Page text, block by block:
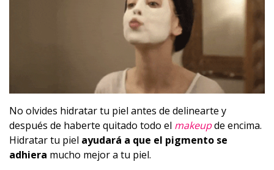
No olvides hidratar tu piel antes de delinearte y
después de haberte quitado todo el makeupde encima.
Hidratar tu piel ayudará a que el pigmento se
adhiera mucho mejor a tu piel.